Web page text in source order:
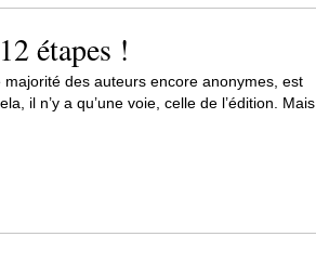
étapes !
des auteurs encore anonymes, est
il n’y a qu’une voie, celle de l’édition. Mais